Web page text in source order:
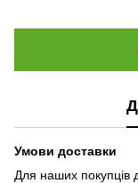
Умови доставки
Для наших покупців